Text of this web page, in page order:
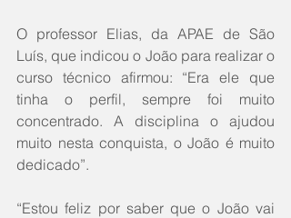
O professor Elias, da APAE de São
Luís, que indicou o João para realizar o
curso técnico afirmou: “Era ele que
tinha o perfil, sempre foi muito
concentrado. A disciplina o ajudou
muito nesta conquista, o João é muito
dedicado”.
“Estou feliz por saber que o João vai